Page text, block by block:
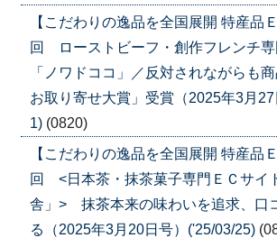
【こだわりの逸品を全国展開 特産品
回 ローストビーフ・創作フレンチ専
「ノワドココ」／反対されながらも
お取り寄せ大賞」受賞（2025年3月
1) (0820)
【こだわりの逸品を全国展開 特産品
回 <日本茶・抹茶菓子専門ＥＣサイ
舎」> 抹茶本来の味わいを追求、口
る（2025年3月20日号）('25/03/25)